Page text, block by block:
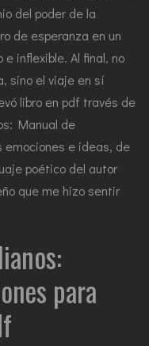
del poder de la
de esperanza en un
inflexible. Al final, no
sino el viaje en sí
libro en pdf través de
Manual de
emociones e ideas, de
poético del autor
que me hizo sentir
para